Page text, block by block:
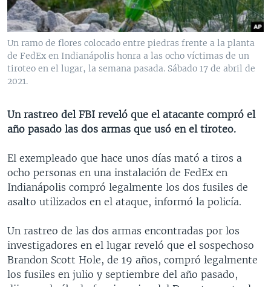
VENEZUELA
BRASIL
NICARAGUA
ECONOMÍA
ENTRETENIMIENTO Y CULTURA
TECNOLOGÍA
MULTIMEDIA
VIDEOS
FOTOGRAFÍA
PROGRAMAS TV
EL MUNDO AL DÍA
FORO INTERAMERICANO
LAS CLAVES
RADIO
AVANCE INFORMATIVO
BUENOS DÍAS AMÉRICA
EL MUNDO AL DÍA [RADIO]
FORO [RADIO]
DEPORTIVO INTERNACIONAL
NOTA ECONÓMICA
ENTRETENIMIENTO
Learning English
SÍGANOS
Un ramo de flores colocado entre piedras frente a la planta
de FedEx en Indianápolis honra a las ocho víctimas de un
tiroteo en el lugar, la semana pasada. Sábado 17 de abril de
2021.
Un rastreo del FBI reveló que el atacante compró el
año pasado las dos armas que usó en el tiroteo.
El exempleado que hace unos días mató a tiros a
ocho personas en una instalación de FedEx en
Indianápolis compró legalmente los dos fusiles de
asalto utilizados en el ataque, informó la policía.
Un rastreo de las dos armas encontradas por los
investigadores en el lugar reveló que el sospechoso
Brandon Scott Hole, de 19 años, compró legalmente
los fusiles en julio y septiembre del año pasado,